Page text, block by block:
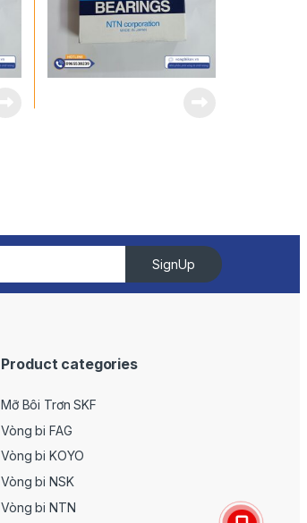
SignUp
Product categories
Mỡ Bôi Trơn SKF
Vòng bi FAG
Vòng bi KOYO
Vòng bi NSK
Vòng bi NTN